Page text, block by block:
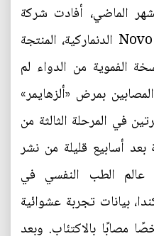
الماضي، أفادت شركة
«نوفو نورديسك» Novo Nordisk الدنماركية، المنتجة
الفموية من الدواء لم
بمرض «ألزهايمر»
في المرحلة الثالثة من
بعد أسابيع قليلة من نشر
عالم الطب النفسي في
بيانات تجربة عشوائية
شملت 72 شخصًا مصابًا بالاكتئاب. وبعد